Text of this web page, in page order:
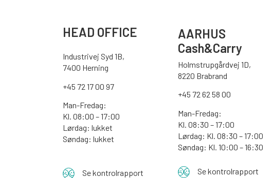
HEAD OFFICE
Industrivej Syd 1B,
7400 Herning
+45 72 17 00 97
Man-Fredag:
Kl. 08:00 – 17:00
Lørdag: lukket
Søndag: lukket
Se kontrolrapport
AARHUS
Cash&Carry
Holmstrupgårdvej 1D,
8220 Brabrand
+45 72 62 58 00
Man-Fredag:
Kl. 08:30 – 17:00
Lørdag: Kl. 08:30 – 17:00
Søndag: Kl. 10:00 – 16:30
Se kontrolrapport